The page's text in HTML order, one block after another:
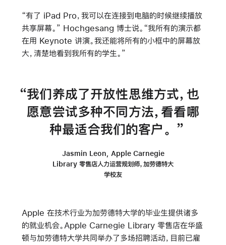
“有了 iPad Pro，我可以在连接到电脑的时候继续播放
共享屏幕。” Hochgesang 博士说。“我所有的演示都
在用 Keynote 讲演。我还能将所有的小框中的屏幕放
大，清楚地看到我所有的学生。”
我们养成了开放性思维方式，也
愿意尝试多种不同方法，看看哪
种最适合我们的客户。
Jasmin Leon, Apple Carnegie
Library 零售店人力运营规划师，加劳德特大
学校友
Apple 在技术行业为加劳德特大学的毕业生提供诸多
的就业机会。Apple Carnegie Library 零售店在华盛
顿与加劳德特大学共同举办了多场招聘活动，目前已雇